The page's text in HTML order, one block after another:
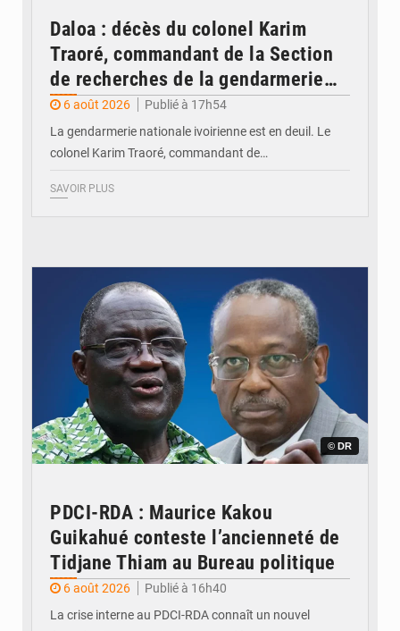
Daloa : décès du colonel Karim
Traoré, commandant de la Section
de recherches de la gendarmerie
après une activité sportive
6 août 2026
Publié à 17h54
La gendarmerie nationale ivoirienne est en deuil. Le
colonel Karim Traoré, commandant de…
SAVOIR PLUS
© DR
PDCI-RDA : Maurice Kakou
Guikahué conteste l’ancienneté de
Tidjane Thiam au Bureau politique
6 août 2026
Publié à 16h40
La crise interne au PDCI-RDA connaît un nouvel